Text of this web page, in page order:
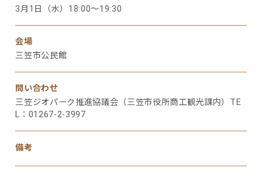
3月1日（水）18:00～19:30
会場
三笠市公民館
問い合わせ
三笠ジオパーク推進協議会（三笠市役所商工観光課内）TE
L：01267-2-3997
備考